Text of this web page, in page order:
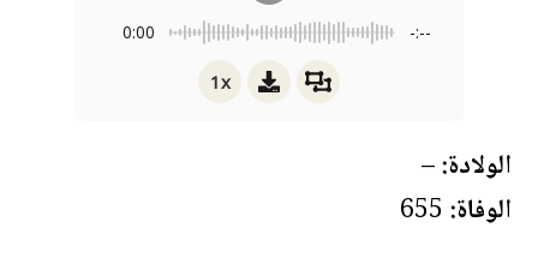
0:00 -:--
1x
الولادة:–
الوفاة: